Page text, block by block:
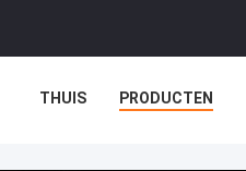
THUIS PRODUCTEN